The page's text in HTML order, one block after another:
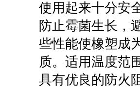
使用起来十分安
防止霉菌生长，
些性能使橡塑成
质。适用温度范
具有优良的防火